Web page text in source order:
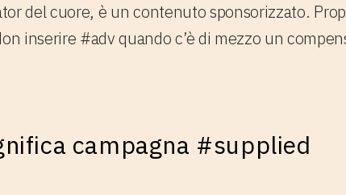
del cuore, è un contenuto sponsorizzato.
inserire #adv quando c’è di mezzo un
campagna #supplied